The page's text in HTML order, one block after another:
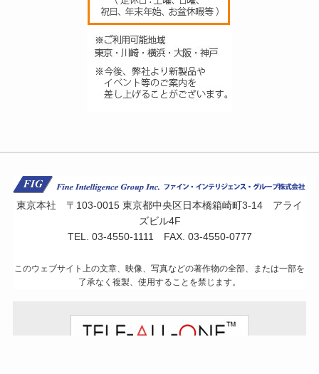
東京本社 〒103-0015 東京都中央区日本橋箱崎町3-14 アライ
ズビル4F
TEL. 03-4550-1111 FAX. 03-4550-0777
このウェブサイト上の文章、映像、写真などの著作物の全部、または一部を
了承なく複製、使用することを禁じます。